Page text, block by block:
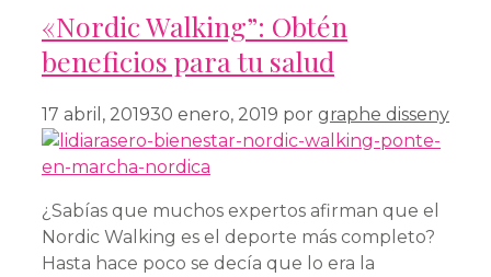
«Nordic Walking”: Obtén
beneficios para tu salud
17 abril, 201930 enero, 2019 por graphe disseny
¿Sabías que muchos expertos afirman que el
Nordic Walking es el deporte más completo?
Hasta hace poco se decía que lo era la